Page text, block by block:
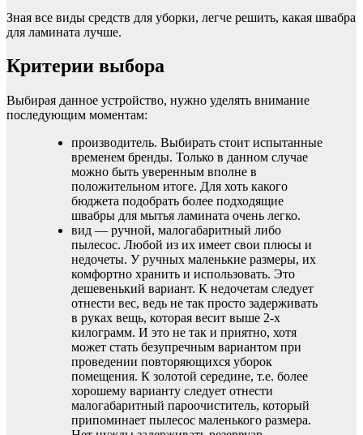
Зная все виды средств для уборки, легче решить, какая швабра
для ламината лучше.
Критерии выбора
Выбирая данное устройство, нужно уделять внимание
последующим моментам:
производитель. Выбирать стоит испытанные
временем бренды. Только в данном случае
можно быть уверенным вполне в
положительном итоге. Для хоть какого
бюджета подобрать более подходящие
швабры для мытья ламината очень легко.
вид — ручной, малогабаритный либо
пылесос. Любой из их имеет свои плюсы и
недочеты. У ручных маленькие размеры, их
комфортно хранить и использовать. Это
дешевенький вариант. К недочетам следует
отнести вес, ведь не так просто задерживать
в руках вещь, которая весит выше 2-х
килограмм. И это не так и приятно, хотя
может стать безупречным вариантом при
проведении повторяющихся уборок
помещения. К золотой середине, т.е. более
хорошему варианту следует отнести
малогабаритный пароочиститель, который
припоминает пылесос маленького размера.